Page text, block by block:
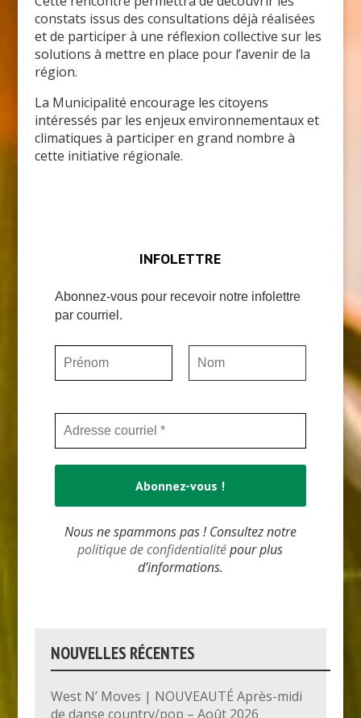
constats issus des consultations déjà réalisées
et de participer à une réflexion collective sur les
solutions à mettre en place pour l’avenir de la
région.
La Municipalité encourage les citoyens
intéressés par les enjeux environnementaux et
climatiques à participer en grand nombre à
cette initiative régionale.
INFOLETTRE
Abonnez-vous pour recevoir notre infolettre
par courriel.
Nous ne spammons pas ! Consultez notre
politique de confidentialitépour plus
d’informations.
NOUVELLES RÉCENTES
West N’ Moves | NOUVEAUTÉ Après-midi
de danse country/pop – Août 2026